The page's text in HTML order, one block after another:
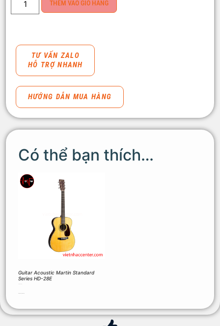
THÊM VÀO GIỎ HÀNG
TƯ VẤN ZALO
HỖ TRỢ NHANH
HƯỚNG DẪN MUA HÀNG
Có thể bạn thích…
Guitar Acoustic Martin Standard
Series HD-28E